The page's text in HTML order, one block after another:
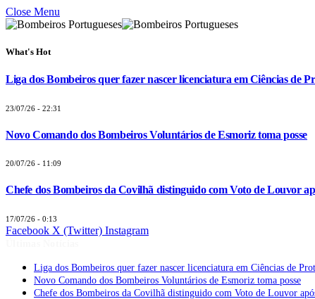
Close Menu
What's Hot
Liga dos Bombeiros quer fazer nascer licenciatura em Ciências de
23/07/26 - 22:31
Novo Comando dos Bombeiros Voluntários de Esmoriz toma posse
20/07/26 - 11:09
Chefe dos Bombeiros da Covilhã distinguido com Voto de Louvor
17/07/26 - 0:13
Facebook X (Twitter) Instagram
Liga dos Bombeiros quer fazer nascer licenciatura em Ciências de
Novo Comando dos Bombeiros Voluntários de Esmoriz toma posse
Chefe dos Bombeiros da Covilhã distinguido com Voto de Louvor